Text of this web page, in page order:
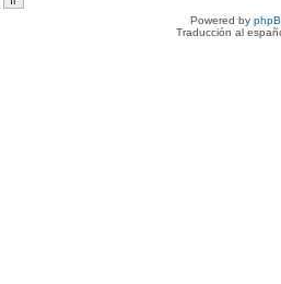
Powered by
Traducción al